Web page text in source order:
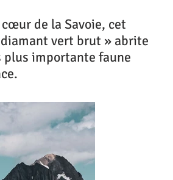
de la Savoie, cet
vert brut » abrite
plus importante faune